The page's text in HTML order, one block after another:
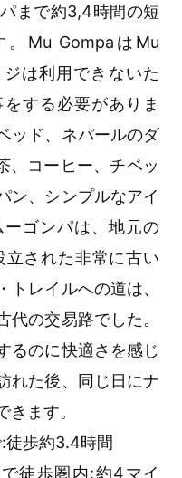
まで約3,4時間の短
Mu GompaはMu
は利用できないた
する必要がありま
ッド、ネパールのダ
、コーヒー、チベッ
ン、シンプルなアイ
ゴンパは、地元の
立された非常に古い
レイルへの道は、
代の交易路でした。
るのに快適さを感じ
れた後、同じ日にナ
ます。
徒歩約3.4時間
徒歩圏内:約4マイ